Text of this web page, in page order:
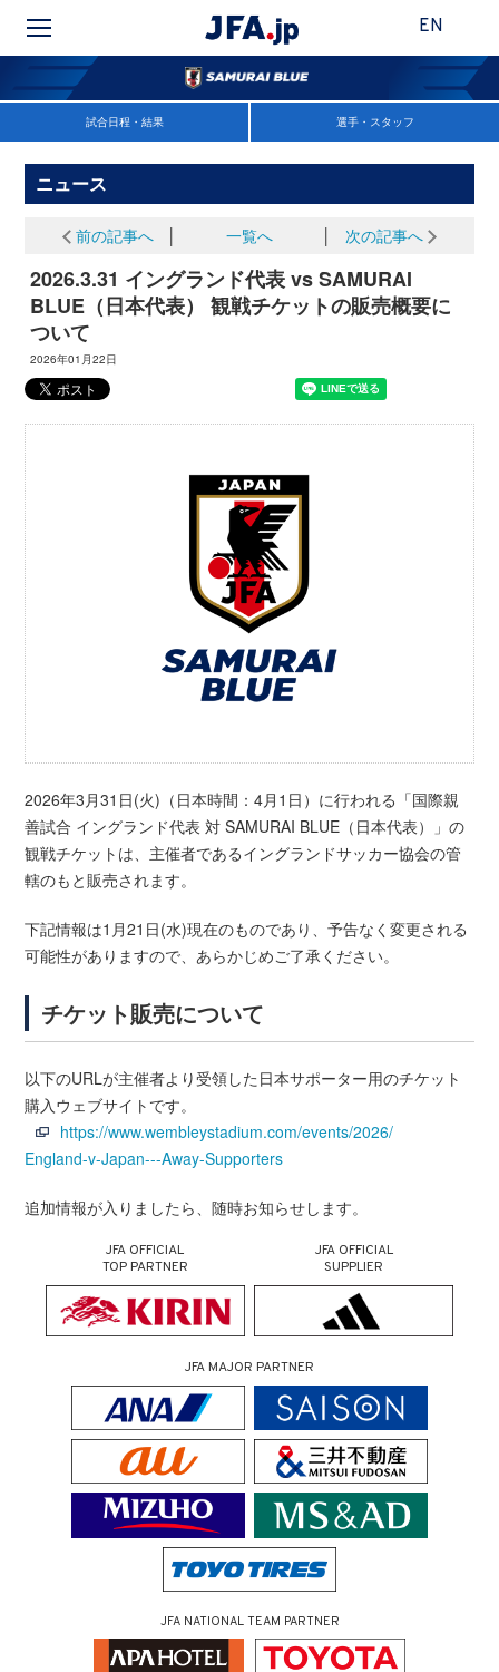
EN
試合日程・結果 選手・スタッフ
ニュース
前の記事へ 一覧へ 次の記事へ
2026.3.31 イングランド代表 vs SAMURAI
BLUE（日本代表） 観戦チケットの販売概要に
ついて
2026年01月22日
2026年3月31日(火)（日本時間：4月1日）に行われる「国際親
善試合 イングランド代表 対 SAMURAI BLUE（日本代表）」の
観戦チケットは、主催者であるイングランドサッカー協会の管
轄のもと販売されます。
下記情報は1月21日(水)現在のものであり、予告なく変更される
可能性がありますので、あらかじめご了承ください。
チケット販売について
以下のURLが主催者より受領した日本サポーター用のチケット
購入ウェブサイトです。
https://www.wembleystadium.com/events/2026/
England-v-Japan---Away-Supporters
追加情報が入りましたら、随時お知らせします。
JFA OFFICIAL
TOP PARTNER
JFA OFFICIAL
SUPPLIER
JFA MAJOR PARTNER
JFA NATIONAL TEAM PARTNER